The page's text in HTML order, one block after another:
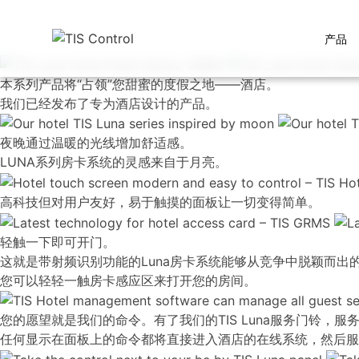
产品
本系列产品将“占领”您甜蜜的度假之地——酒店。
我们已经发布了专为酒店设计的产品。
夜晚通过温暖的光线增加舒适感。
LUNA系列房卡系统的灵感来自于月亮。
高科技但对用户友好，易于触摸的面板让一切变得简单。
轻触一下即可开门。
这就是带射频识别功能的Luna房卡系统能够从竞争中脱颖而出
您可以轻轻一触房卡感应区来打开您的房间。
您的愿望就是我们的命令。有了我们的TIS Luna服务门铃，服
任何显示在面板上的命令都将直接进入酒店的在线系统，然后